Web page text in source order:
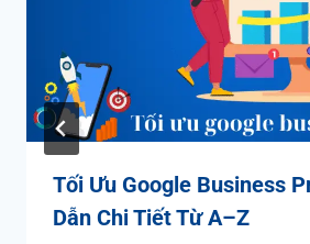
Tối Ưu Google Business
Dẫn Chi Tiết Từ A–Z